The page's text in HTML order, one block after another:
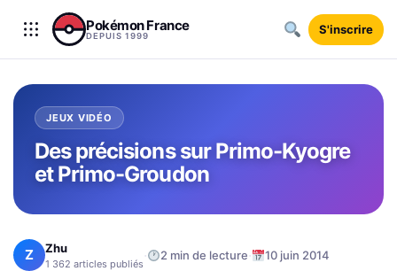
Aller au contenu
Pokémon France
DEPUIS 1999 S'inscrire
JEUX VIDÉO
Des précisions sur Primo-Kyogre
et Primo-Groudon
Z Zhu
1 362 articles publiés · 2 min de lecture· 10 juin 2014